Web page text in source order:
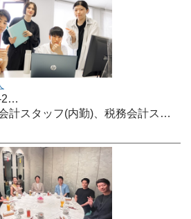
2…
計スタッフ(内勤)、税務会計ス…